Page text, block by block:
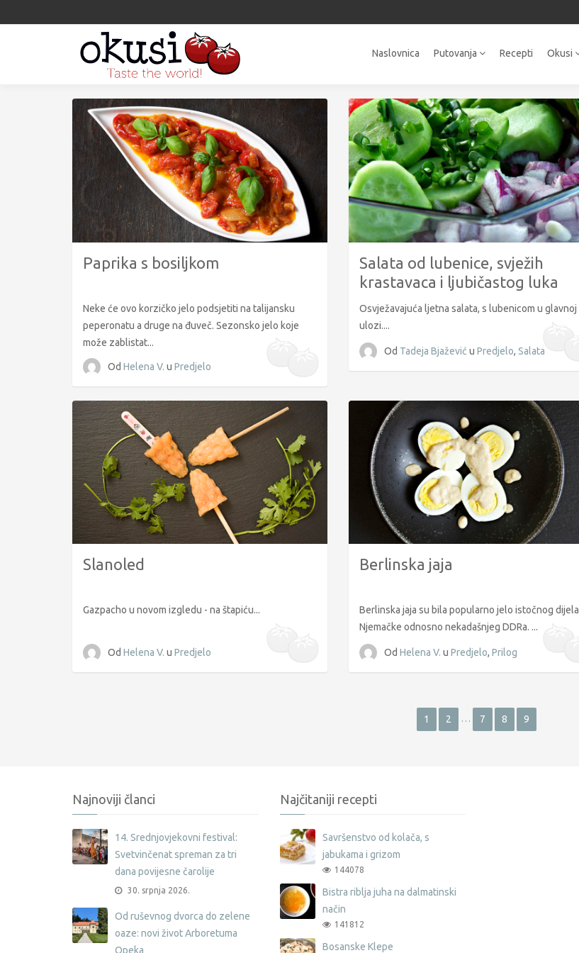
Naslovnica Putovanja Recepti Okusi
Paprika s bosiljkom
Neke će ovo korzičko jelo podsjetiti na talijansku
peperonatu a druge na đuveč. Sezonsko jelo koje
može zablistat...
Od Helena V. u Predjelo
Salata od lubenice, svježih
krastavaca i ljubičastog luka
Osvježavajuća ljetna salata, s lubenicom u glavnoj
ulozi....
Od Tadeja Bjažević u Predjelo, Salata
Slanoled
Gazpacho u novom izgledu - na štapiću...
Od Helena V. u Predjelo
Berlinska jaja
Berlinska jaja su bila popularno jelo istočnog dijela
Njemačke odnosno nekadašnjeg DDRa. ...
Od Helena V. u Predjelo, Prilog
1 2 … 7 8 9
Najnoviji članci
14. Srednjovjekovni festival:
Svetvinčenat spreman za tri
dana povijesne čarolije
30. srpnja 2026.
Od ruševnog dvorca do zelene
oaze: novi život Arboretuma
Opeka
Najčitaniji recepti
Savršenstvo od kolača, s
jabukama i grizom
144078
Bistra riblja juha na dalmatinski
način
141812
Bosanske Klepe